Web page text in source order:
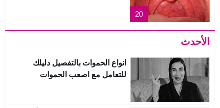
20
الأحدث
انواع الحموات بالتفصيل دليلك
للتعامل مع اصعب الحموات